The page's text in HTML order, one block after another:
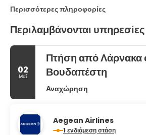
Περισσότερες πληροφορίες
Περιλαμβάνονται υπηρεσίες
02
Μαΐ
Πτήση από Λάρνακα
Βουδαπέστη
Αναχώρηση
Aegean Airlines
1 ενδιάμεση στάση